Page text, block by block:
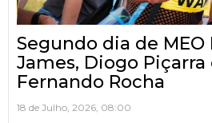
Segundo dia de MEO
James, Diogo
Fernando Rocha
18 de Julho, 2026, 08:00